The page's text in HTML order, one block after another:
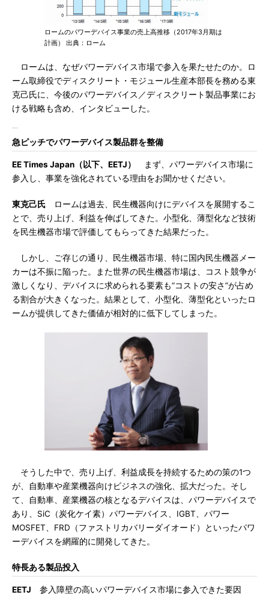
ロームのパワーデバイス事業の売上高推移（2017年3月期は
計画） 出典：ローム
ロームは、なぜパワーデバイス市場で参入を果たせたのか。ロ
ーム取締役でディスクリート・モジュール生産本部長を務める東
克己氏に、今後のパワーデバイス／ディスクリート製品事業にお
ける戦略も含め、インタビューした。
急ピッチでパワーデバイス製品群を整備
EE Times Japan（以下、EETJ）
まず、パワーデバイス市場に
参入し、事業を強化されている理由をお聞かせください。
東克己氏 ロームは過去、民生機器向けにデバイスを展開するこ
とで、売り上げ、利益を伸ばしてきた。小型化、薄型化など技術
を民生機器市場で評価してもらってきた結果だった。
しかし、ご存じの通り、民生機器市場、特に国内民生機器メー
カーは不振に陥った。また世界の民生機器市場は、コスト競争が
激しくなり、デバイスに求められる要素も“コストの安さ”が占め
る割合が大きくなった。結果として、小型化、薄型化といったロ
ームが提供してきた価値が相対的に低下してしまった。
そうした中で、売り上げ、利益成長を持続するための策の1つ
が、自動車や産業機器向けビジネスの強化、拡大だった。そし
て、自動車、産業機器の核となるデバイスは、パワーデバイスで
あり、SiC（炭化ケイ素）パワーデバイス、IGBT、パワー
MOSFET、FRD（ファストリカバリーダイオード）といったパワ
ーデバイスを網羅的に開発してきた。
特長ある製品投入
EETJ 参入障壁の高いパワーデバイス市場に参入できた要因